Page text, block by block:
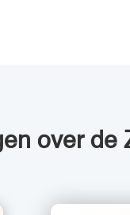
over de